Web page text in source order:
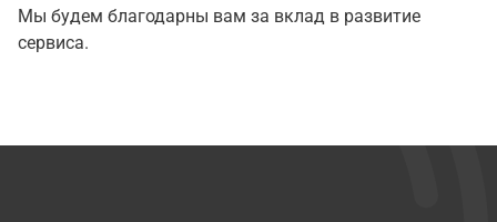
Мы будем благодарны вам за вклад в развитие
сервиса.